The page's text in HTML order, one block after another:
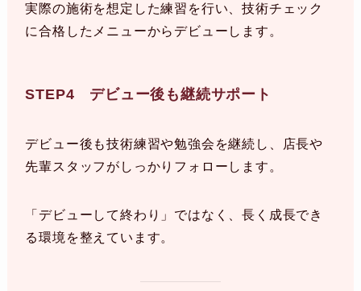
実際の施術を想定した練習を行い、技術チェック
に合格したメニューからデビューします。
STEP4 デビュー後も継続サポート
デビュー後も技術練習や勉強会を継続し、店長や
先輩スタッフがしっかりフォローします。
「デビューして終わり」ではなく、長く成長でき
る環境を整えています。